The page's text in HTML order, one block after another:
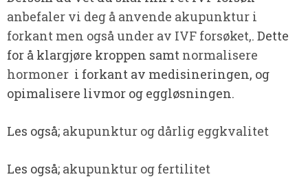
anbefaler vi deg å anvende akupunktur i
forkant men også under av IVF forsøket,. Dette
for å klargjøre kroppen samt normalisere
hormoner i forkant av medisineringen, og
opimalisere livmor og eggløsningen.
Les også; akupunktur og dårlig eggkvalitet
Les også; akupunktur og fertilitet